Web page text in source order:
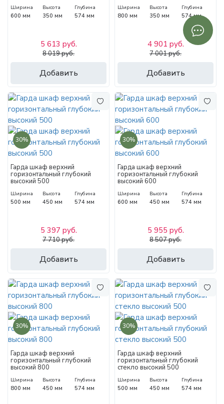
Ширина
600 мм
Высота
350 мм
Глубина
574 мм
Добавить
5 613 руб.
8 019 руб.
Ширина
800 мм
Высота
350 мм
Глубина
574 мм
Добавить
4 901 руб.
7 001 руб.
30%
Гарда шкаф верхний
горизонтальный глубокий
высокий 500
Ширина
500 мм
Высота
450 мм
Глубина
574 мм
Добавить
5 397 руб.
7 710 руб.
30%
Гарда шкаф верхний
горизонтальный глубокий
высокий 600
Ширина
600 мм
Высота
450 мм
Глубина
574 мм
Добавить
5 955 руб.
8 507 руб.
30%
Гарда шкаф верхний
горизонтальный глубокий
высокий 800
Ширина
800 мм
Высота
450 мм
Глубина
574 мм
30%
Гарда шкаф верхний
горизонтальный глубокий
стекло высокий 500
Ширина
500 мм
Высота
450 мм
Глубина
574 мм